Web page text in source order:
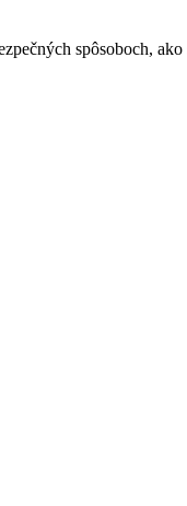
spôsoboch,